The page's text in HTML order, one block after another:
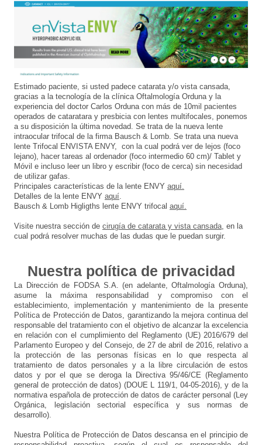
Estimado paciente, si usted padece catarata y/o vista cansada,
gracias a la tecnología de la clínica Oftalmología Orduna y la
experiencia del doctor Carlos Orduna con más de 10mil pacientes
operados de cataratara y presbicia con lentes multifocales, ponemos
a su disposición la última novedad. Se trata de la nueva lente
intraocular trifocal de la firma Bausch & Lomb. Se trata una nueva
lente Trifocal ENVISTA ENVY, con la cual podrá ver de lejos (foco
lejano), hacer tareas al ordenador (foco intermedio 60 cm)/ Tablet y
Móvil e incluso leer un libro y escribir (foco de cerca) sin necesidad
de utilizar gafas.
Principales características de la lente ENVY aquí.
Detalles de la lente ENVY aquí.
Bausch & Lomb Higligths lente ENVY trifocal aquí.
Visite nuestra sección de cirugía de catarata y vista cansada, en la
cual podrá resolver muchas de las dudas que le puedan surgir.
Nuestra política de privacidad
La Dirección de FODSA S.A. (en adelante, Oftalmología Orduna),
asume la máxima responsabilidad y compromiso con el
establecimiento, implementación y mantenimiento de la presente
Política de Protección de Datos, garantizando la mejora continua del
responsable del tratamiento con el objetivo de alcanzar la excelencia
en relación con el cumplimiento del Reglamento (UE) 2016/679 del
Parlamento Europeo y del Consejo, de 27 de abril de 2016, relativo a
la protección de las personas físicas en lo que respecta al
tratamiento de datos personales y a la libre circulación de estos
datos y por el que se deroga la Directiva 95/46/CE (Reglamento
general de protección de datos) (DOUE L 119/1, 04-05-2016), y de la
normativa española de protección de datos de carácter personal (Ley
Orgánica, legislación sectorial específica y sus normas de
desarrollo).
Nuestra Política de Protección de Datos descansa en el principio de